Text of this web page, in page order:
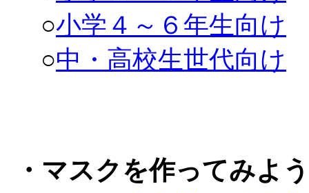
○小学４～６年生向け
○中・高校生世代向け
・マスクを作ってみよ